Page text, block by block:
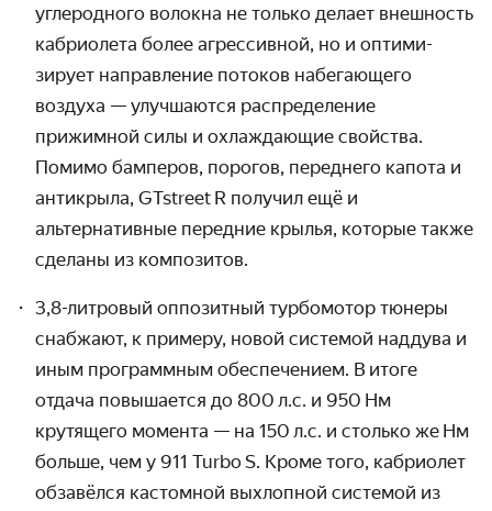
углеродного волокна не только делает внешность
кабриолета более агрессивной, но и оптими­
зирует направление потоков набегающего
воздуха — улучшаются распределение
прижимной силы и охлаждающие свойства.
Помимо бамперов, порогов, переднего капота и
антикрыла, GTstreet R получил ещё и
альтернативные передние крылья, которые также
сделаны из композитов.
3,8-литровый оппозитный турбомотор тюнеры
снабжают, к примеру, новой системой наддува и
иным программным обеспечением. В итоге
отдача повышается до 800 л.с. и 950 Нм
крутящего момента — на 150 л.с. и столько же Нм
больше, чем у 911 Turbo S. Кроме того, кабриолет
обзавёлся кастомной выхлопной системой из